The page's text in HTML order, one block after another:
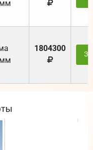
1804300